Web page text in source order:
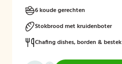
6 koude gerechten
Stokbrood met kruidenboter
Chafing dishes, borden & bestek